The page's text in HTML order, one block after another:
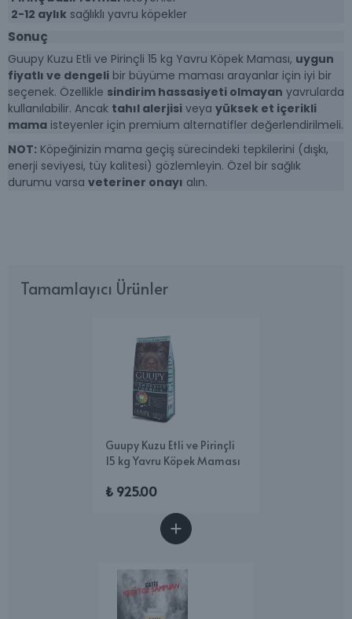
2-12 aylık sağlıklı yavru köpekler
Sonuç
Guupy Kuzu Etli ve Pirinçli 15 kg Yavru Köpek Maması, uygun
fiyatlı ve dengeli bir büyüme maması arayanlar için iyi bir
seçenek. Özellikle sindirim hassasiyeti olmayan yavrularda
kullanılabilir. Ancak tahıl alerjisi veya yüksek et içerikli
mama isteyenler için premium alternatifler değerlendirilmeli.
NOT: Köpeğinizin mama geçiş sürecindeki tepkilerini (dışkı,
enerji seviyesi, tüy kalitesi) gözlemleyin. Özel bir sağlık
durumu varsa veteriner onayı alın.
Tamamlayıcı Ürünler
Guupy Kuzu Etli ve Pirinçli
15 kg Yavru Köpek Maması
₺ 925.00